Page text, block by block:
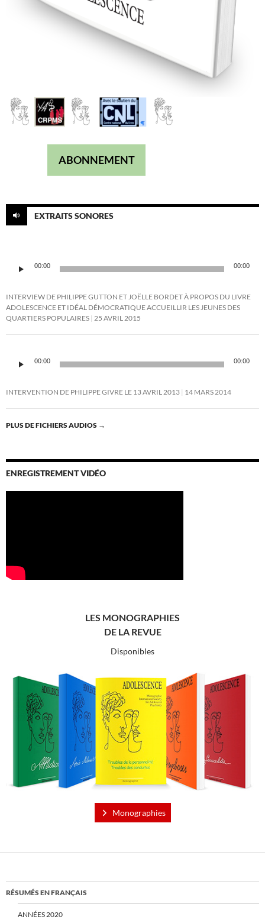
ABONNEMENT
EXTRAITS SONORES
audio
00:00 00:00
INTERVIEW DE PHILIPPE GUTTON ET JOËLLE BORDET À PROPOS DU LIVRE
ADOLESCENCE ET IDÉAL DÉMOCRATIQUE ACCUEILLIR LES JEUNES DES
QUARTIERS POPULAIRES 25 AVRIL 2015
audio
00:00 00:00
INTERVENTION DE PHILIPPE GIVRE LE 13 AVRIL 2013 14 MARS 2014
PLUS DE FICHIERS AUDIOS →
ENREGISTREMENT VIDÉO
LES MONOGRAPHIES
DE LA REVUE
Disponibles
Monographies
RÉSUMÉS EN FRANÇAIS
ANNÉES 2020